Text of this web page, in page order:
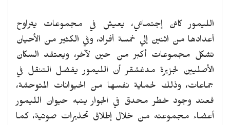
الليمور كائن إجتماعي، يعيش في مجموعات يتراوح
أعدادها من اثنين إلي خمسة أفراد، وفي الكثير من الأحيان
تشكل مجموعات أكبر من حين لآخر، ويعتقد السكان
الأصليين لجزيرة مدغشقر أن الليمور يفضل التنقل في
جماعات، وذلك لحماية نفسها من الحيوانات المتوحشة،
فعند وجود خطر محدق في الجوار ينبه حيوان الليمور
أعضاء مجموعته من خلال إطلاق تحذيرات صوتية، كما